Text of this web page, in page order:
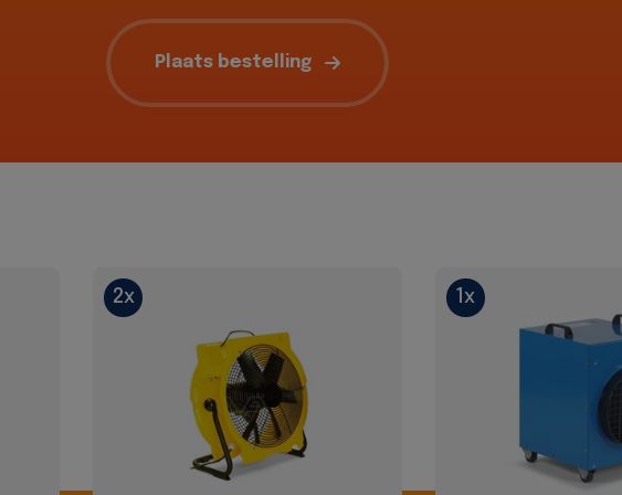
Plaats bestelling
2x 1x